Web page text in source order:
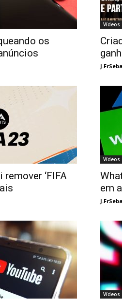
os
Vídeos
‘FIFA
Vídeos
em
Vídeos